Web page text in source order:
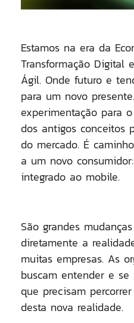
Estamos na era da
Transformação Digital
Ágil. Onde futuro e
para um novo
experimentação para
dos antigos conceitos
do mercado. É
a um novo
integrado ao mobile.
São grandes
diretamente a
muitas empresas. As
buscam entender e
que precisam
desta nova realidade.